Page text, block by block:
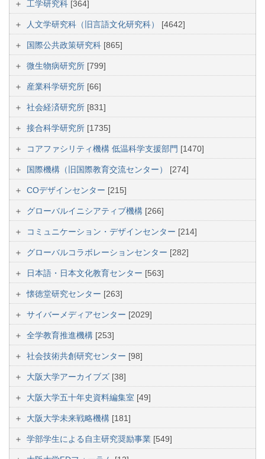
工学研究科 [364]
人文学研究科（旧言語文化研究科） [4642]
国際公共政策研究科 [865]
微生物病研究所 [799]
産業科学研究所 [66]
社会経済研究所 [831]
接合科学研究所 [1735]
コアファシリティ機構 低温科学支援部門 [1470]
国際機構（旧国際教育交流センター） [274]
COデザインセンター [215]
グローバルイニシアティブ機構 [266]
コミュニケーション・デザインセンター [214]
グローバルコラボレーションセンター [282]
日本語・日本文化教育センター [563]
懐徳堂研究センター [263]
サイバーメディアセンター [2029]
全学教育推進機構 [253]
社会技術共創研究センター [98]
大阪大学アーカイブズ [38]
大阪大学五十年史資料編集室 [49]
大阪大学未来戦略機構 [181]
学部学生による自主研究奨励事業 [549]